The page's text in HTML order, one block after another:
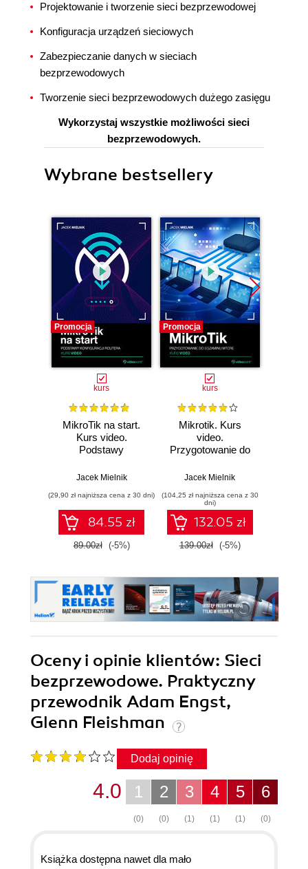
Projektowanie i tworzenie sieci bezprzewodowej
Konfiguracja urządzeń sieciowych
Zabezpieczanie danych w sieciach
bezprzewodowych
Tworzenie sieci bezprzewodowych dużego zasięgu
Wykorzystaj wszystkie możliwości sieci
bezprzewodowych.
Wybrane bestsellery
Promocja
kurs
MikroTik na start.
Kurs video.
Podstawy
Jacek Mielnik
(29,90 zł najniższa cena z 30 dni)
84.55 zł
89.00zł (-5%)
Promocja
kurs
Mikrotik. Kurs
video.
Przygotowanie do
Jacek Mielnik
(104,25 zł najniższa cena z 30
dni)
132.05 zł
139.00zł (-5%)
Oceny i opinie klientów: Sieci
bezprzewodowe. Praktyczny
przewodnik Adam Engst,
Glenn Fleishman
Dodaj opinię
6
(0)
5
(1)
4
(1)
3
(1)
2
(0)
1
(0)
4.0
Książka dostępna nawet dla mało